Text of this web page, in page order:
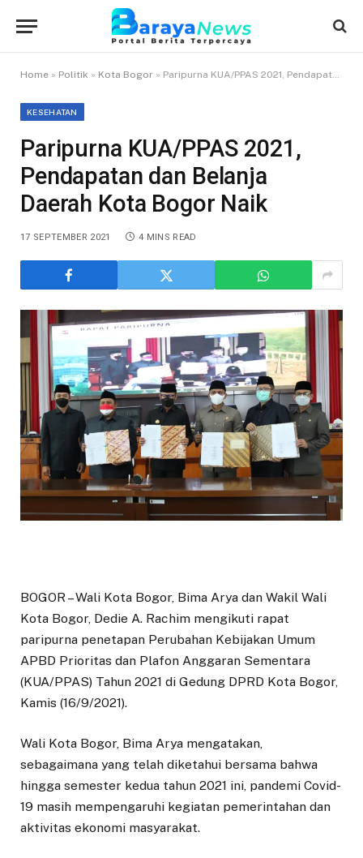
Home » Politik » Kota Bogor » Paripurna KUA/PPAS 2021, Pendapatan dan Belanja Daerah Kota Bogor Naik
KESEHATAN
Paripurna KUA/PPAS 2021,
Pendapatan dan Belanja
Daerah Kota Bogor Naik
17 SEPTEMBER 2021 4 MINS READ
BOGOR – Wali Kota Bogor, Bima Arya dan Wakil Wali
Kota Bogor, Dedie A. Rachim mengikuti rapat
paripurna penetapan Perubahan Kebijakan Umum
APBD Prioritas dan Plafon Anggaran Sementara
(KUA/PPAS) Tahun 2021 di Gedung DPRD Kota Bogor,
Kamis (16/9/2021).
Wali Kota Bogor, Bima Arya mengatakan,
sebagaimana yang telah diketahui bersama bahwa
hingga semester kedua tahun 2021 ini, pandemi Covid-
19 masih mempengaruhi kegiatan pemerintahan dan
aktivitas ekonomi masyarakat.